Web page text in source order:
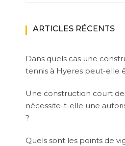
ARTICLES RÉCENTS
Dans quels cas une
tennis à Hyeres peut-elle
Une construction court
nécessite-t-elle une
?
Quels sont les points de